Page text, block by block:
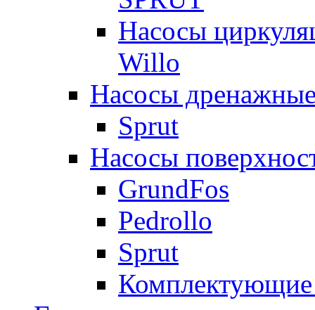
Насосы
Willo
Насосы
Sprut
Насосы
GrundFos
Pedrollo
Sprut
Комплектующие